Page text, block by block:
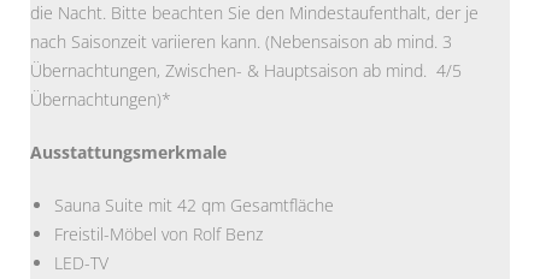
die Nacht. Bitte beachten Sie den Mindestaufenthalt, der je
nach Saisonzeit variieren kann. (Nebensaison ab mind. 3
Übernachtungen, Zwischen- & Hauptsaison ab mind. 4/5
Übernachtungen)*
Ausstattungsmerkmale
Sauna Suite mit 42 qm Gesamtfläche
Freistil-Möbel von Rolf Benz
LED-TV